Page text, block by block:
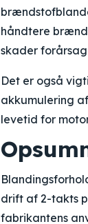
håndtere
skader
Det er også
akkumulering
levetid for
drift af 2-takts
fabrikantens